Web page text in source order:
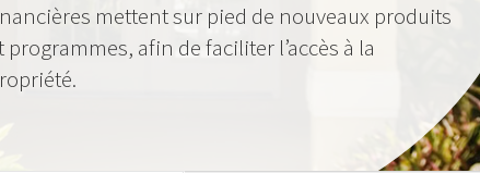
mettent sur pied de nouveaux produits
programmes, afin de faciliter l’accès à la